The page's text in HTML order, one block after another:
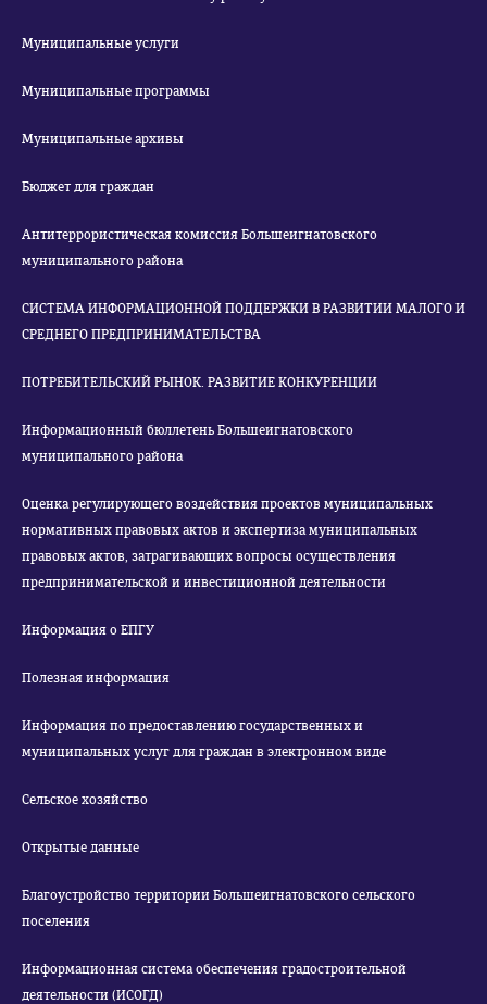
Муниципальные услуги
Муниципальные программы
Муниципальные архивы
Бюджет для граждан
Антитеррористическая комиссия Большеигнатовского
муниципального района
СИСТЕМА ИНФОРМАЦИОННОЙ ПОДДЕРЖКИ В РАЗВИТИИ МАЛОГО И
СРЕДНЕГО ПРЕДПРИНИМАТЕЛЬСТВА
ПОТРЕБИТЕЛЬСКИЙ РЫНОК. РАЗВИТИЕ КОНКУРЕНЦИИ
Информационный бюллетень Большеигнатовского
муниципального района
Оценка регулирующего воздействия проектов муниципальных
нормативных правовых актов и экспертиза муниципальных
правовых актов, затрагивающих вопросы осуществления
предпринимательской и инвестиционной деятельности
Информация о ЕПГУ
Полезная информация
Информация по предоставлению государственных и
муниципальных услуг для граждан в электронном виде
Сельское хозяйство
Открытые данные
Благоустройство территории Большеигнатовского сельского
поселения
Информационная система обеспечения градостроительной
деятельности (ИСОГД)